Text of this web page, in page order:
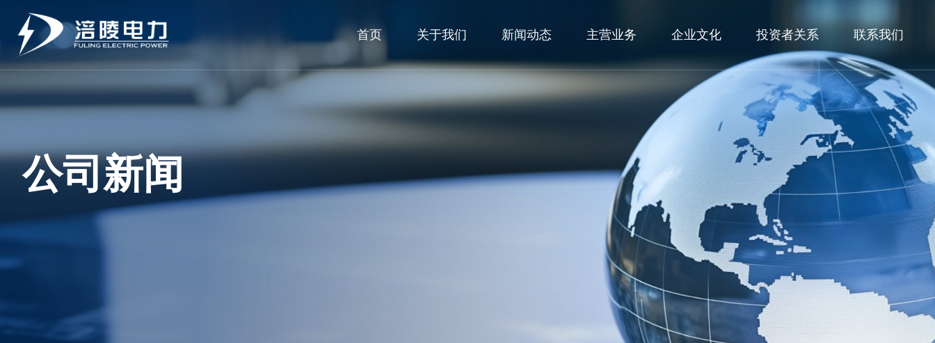
容
首页 关于我们 新闻动态 主营业务 企业文化 投资者关系 联系我们
公司新闻